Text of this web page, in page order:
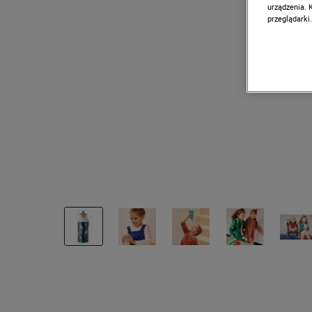
urządzenia.
przeglądarki.